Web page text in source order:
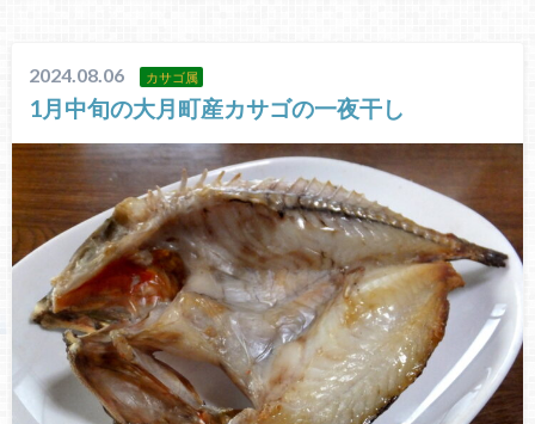
2024.08.06 カサゴ属
1月中旬の大月町産カサゴの一夜干し